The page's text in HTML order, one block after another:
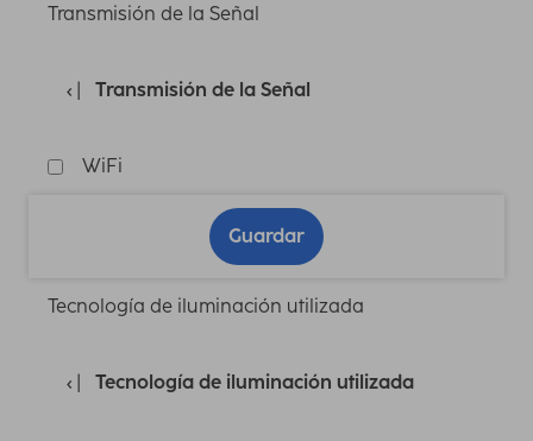
Transmisión de la Señal
Transmisión de la Señal
WiFi
Guardar
Tecnología de iluminación utilizada
Tecnología de iluminación utilizada